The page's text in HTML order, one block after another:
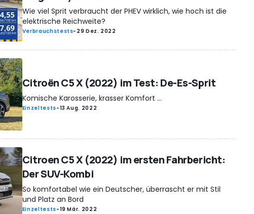
Wie viel Sprit verbraucht der PHEV wirklich, wie hoch ist die
elektrische Reichweite?
Verbrauchstests- 29 Dez. 2022
Citroën C5 X (2022) im Test: De-Es-Sprit
Komische Karosserie, krasser Komfort ...
Einzeltests-13 Aug. 2022
Citroen C5 X (2022) im ersten Fahrbericht:
Der SUV-Kombi
So komfortabel wie ein Deutscher, überrascht er mit Stil
und Platz an Bord
Einzeltests-19 Mär. 2022